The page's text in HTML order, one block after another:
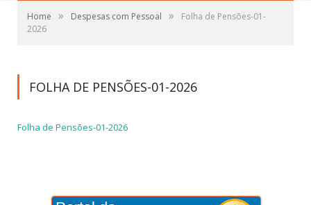
Home » Despesas com Pessoal »
Folha de Pensões-01-
2026
FOLHA DE PENSÕES-01-2026
Folha de Pensões-01-2026